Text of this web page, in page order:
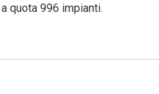
quota 996 impianti.